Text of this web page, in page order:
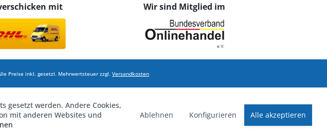
mit Wir sind Mitglied im
inkl. gesetzl. Mehrwertsteuer zzgl. Versandkosten
gesetzt werden. Andere Cookies,
mit anderen Websites und
Ablehnen Konfigurieren Alle akzeptieren